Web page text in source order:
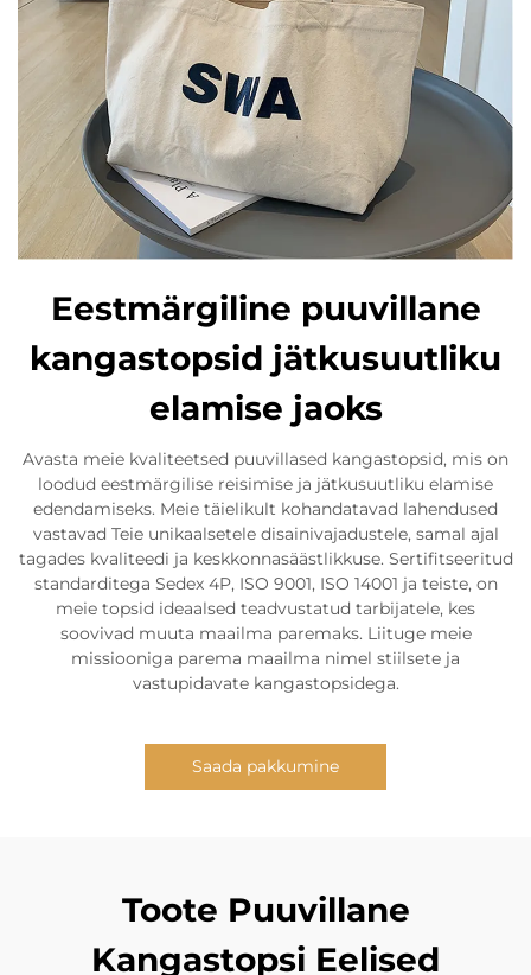
Eestmärgiline puuvillane
kangastopsid jätkusuutliku
elamise jaoks
Avasta meie kvaliteetsed puuvillased kangastopsid, mis on
loodud eestmärgilise reisimise ja jätkusuutliku elamise
edendamiseks. Meie täielikult kohandatavad lahendused
vastavad Teie unikaalsetele disainivajadustele, samal ajal
tagades kvaliteedi ja keskkonnasäästlikkuse. Sertifitseeritud
standarditega Sedex 4P, ISO 9001, ISO 14001 ja teiste, on
meie topsid ideaalsed teadvustatud tarbijatele, kes
soovivad muuta maailma paremaks. Liituge meie
missiooniga parema maailma nimel stiilsete ja
vastupidavate kangastopsidega.
Saada pakkumine
Toote Puuvillane
Kangastopsi Eelised